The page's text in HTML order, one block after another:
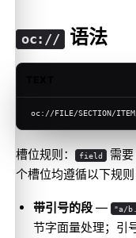
oc:// 语法
oc://FILE/SECTION/
槽位规则： field 需要
个槽位均遵循以下规则
带引号的段— "a/
节字面量处理；引